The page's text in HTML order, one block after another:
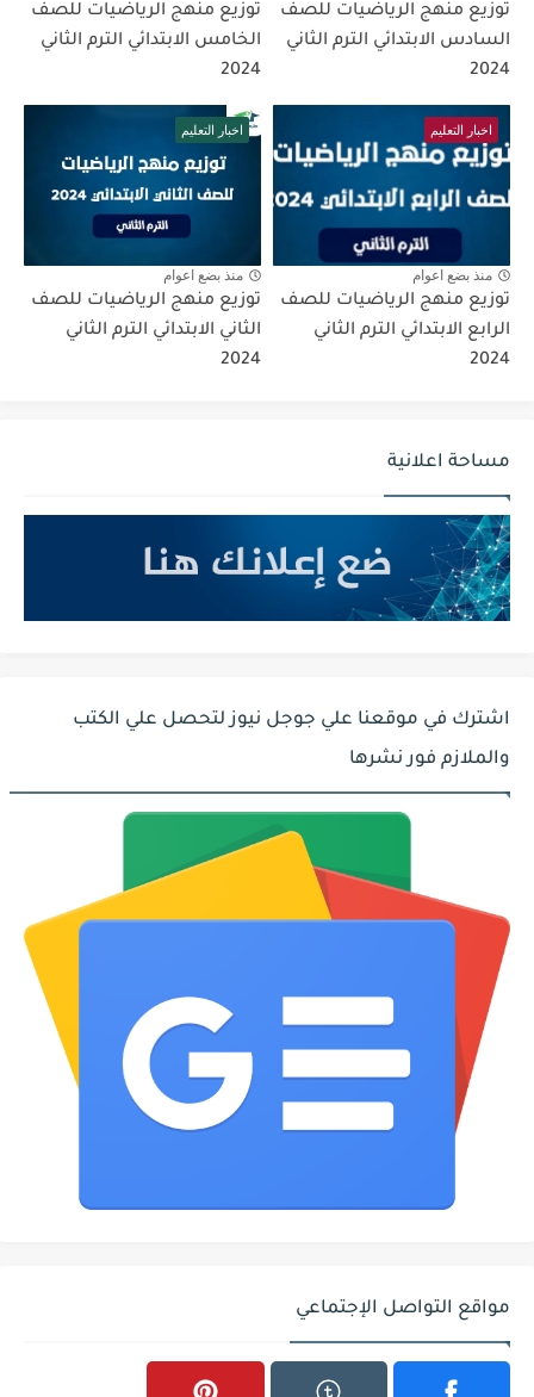
توزيع منهج الرياضيات للصف
السادس الابتدائي الترم الثاني
2024
توزيع منهج الرياضيات للصف
الخامس الابتدائي الترم الثاني
2024
اخبار التعليم
منذ بضع اعوام
توزيع منهج الرياضيات للصف
الرابع الابتدائي الترم الثاني
2024
اخبار التعليم
منذ بضع اعوام
توزيع منهج الرياضيات للصف
الثاني الابتدائي الترم الثاني
2024
مساحة اعلانية
اشترك في موقعنا علي جوجل نيوز لتحصل علي الكتب
والملازم فور نشرها
مواقع التواصل الإجتماعي